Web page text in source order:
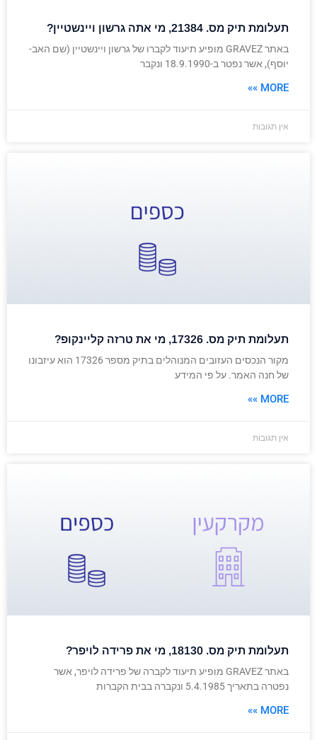
תעלומת תיק מס. 21384, מי אתה גרשון ויינשטיין?
באתר GRAVEZ מופיע תיעוד לקברו של גרשון ויינשטיין (שם האב-
יוסף), אשר נפטר ב-18.9.1990 ונקבר
MORE »»
אין תגובות
תעלומת תיק מס. 17326, מי את טרזה קליינקופ?
מקור הנכסים העזובים המנוהלים בתיק מספר 17326 הוא עיזבונו
של חנה האמר. על פי המידע
MORE »»
אין תגובות
תעלומת תיק מס. 18130, מי את פרידה לויפר?
באתר GRAVEZ מופיע תיעוד לקברה של פרידה לויפר, אשר
נפטרה בתאריך 5.4.1985 ונקברה בבית הקברות
MORE »»